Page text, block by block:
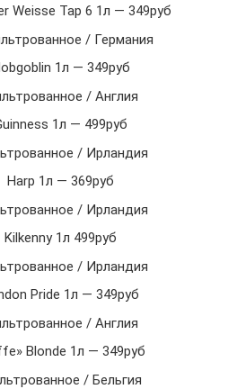
Weisse Tap 6 1л — 349руб
/ Германия
1л — 349руб
/ Англия
1л — 499руб
/ Ирландия
Harp 1л — 369руб
/ Ирландия
Kilkenny 1л 499руб
/ Ирландия
Pride 1л — 349руб
/ Англия
Blonde 1л — 349руб
/ Бельгия